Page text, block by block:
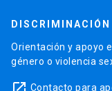
Orientación y apoyo
género o violencia
Contacto para